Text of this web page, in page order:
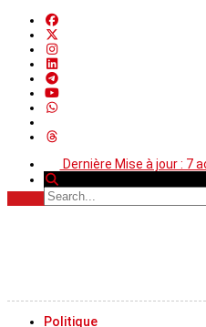
Dernière Mise à jour : 7
Politique